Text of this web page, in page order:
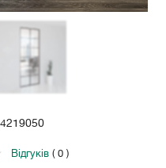
Відгуків( 0 )